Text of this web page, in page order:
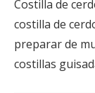
Costilla de
costilla de
preparar de
costillas